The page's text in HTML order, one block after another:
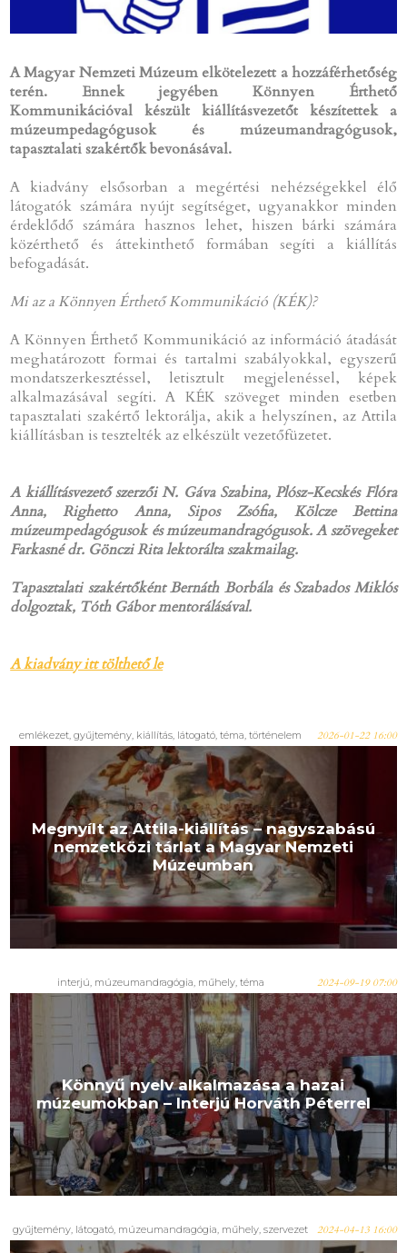
A Magyar Nemzeti Múzeum elkötelezett a hozzáférhetőség
terén. Ennek jegyében Könnyen Érthető
Kommunikációval készült kiállításvezetőt készítettek a
múzeumpedagógusok és múzeumandragógusok,
tapasztalati szakértők bevonásával.
A kiadvány elsősorban a megértési nehézségekkel élő
látogatók számára nyújt segítséget, ugyanakkor minden
érdeklődő számára hasznos lehet, hiszen bárki számára
közérthető és áttekinthető formában segíti a kiállítás
befogadását.
Mi az a Könnyen Érthető Kommunikáció (KÉK)?
A Könnyen Érthető Kommunikáció az információ átadását
meghatározott formai és tartalmi szabályokkal, egyszerű
mondatszerkesztéssel, letisztult megjelenéssel, képek
alkalmazásával segíti. A KÉK szöveget minden esetben
tapasztalati szakértő lektorálja, akik a helyszínen, az Attila
kiállításban is tesztelték az elkészült vezetőfüzetet.
A kiállításvezető szerzői N. Gáva Szabina, Plósz-Kecskés Flóra
Anna, Righetto Anna, Sipos Zsófia, Kölcze Bettina
múzeumpedagógusok és múzeumandragógusok. A szövegeket
Farkasné dr. Gönczi Rita lektorálta szakmailag.
Tapasztalati szakértőként Bernáth Borbála és Szabados Miklós
dolgoztak, Tóth Gábor mentorálásával.
A kiadvány itt tölthető le
emlékezet, gyűjtemény, kiállítás, látogató, téma, történelem 2026-01-22 16:00
Megnyílt az Attila-kiállítás – nagyszabású
nemzetközi tárlat a Magyar Nemzeti
Múzeumban
interjú, múzeumandragógia, műhely, téma 2024-09-19 07:00
Könnyű nyelv alkalmazása a hazai
múzeumokban – Interjú Horváth Péterrel
gyűjtemény, látogató, múzeumandragógia, műhely, szervezet 2024-04-13 16:00